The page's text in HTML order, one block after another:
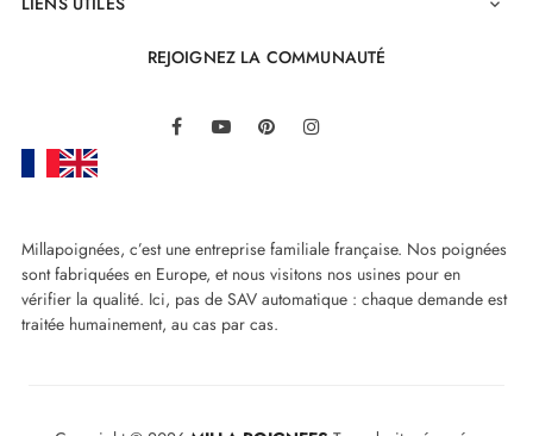

REJOIGNEZ LA COMMUNAUTÉ
FacebookYouTube Pinterest
Millapoignées, c’est une entreprise familiale française. Nos poignées
sont fabriquées en Europe, et nous visitons nos usines pour en
vérifier la qualité. Ici, pas de SAV automatique : chaque demande est
traitée humainement, au cas par cas.